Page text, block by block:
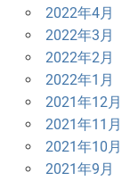
2022年4月
2022年3月
2022年2月
2022年1月
2021年12月
2021年11月
2021年10月
2021年9月